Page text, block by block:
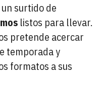
surtido de
listos para llevar.
pretende acercar
temporada y
formatos a sus